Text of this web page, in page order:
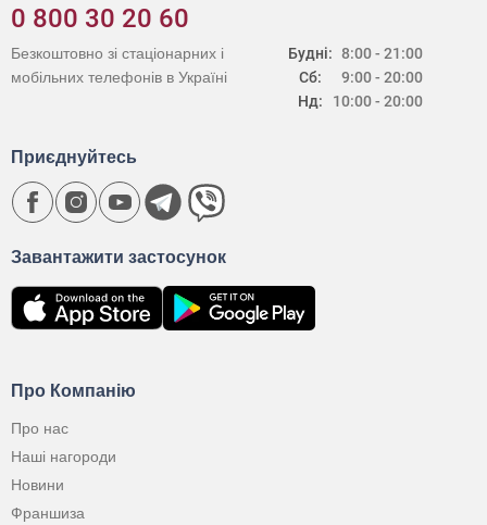
0 800 30 20 60
Будні:
Сб:
Нд:
8:00 - 21:00
9:00 - 20:00
10:00 - 20:00
Безкоштовно зі стаціонарних і
мобільних телефонів в Україні
Про Компанію
Про нас
Наші нагороди
Новини
Франшиза
Завантажити застосунок
Приєднуйтесь